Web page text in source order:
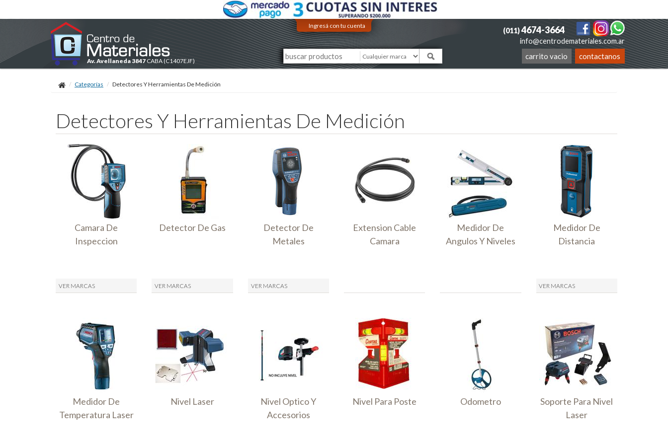
Ingresá con tu cuenta
info@centrodemateriales.com.ar
Av. Avellaneda 3847 CABA(C1407EJF)
(011)4674-3664
contactanos
carrito vacio
Categorías Detectores Y Herramientas De Medición
Detectores Y Herramientas De Medición
Camara De
Inspeccion
VER MARCAS
Detector De Gas
VER MARCAS
Detector De
Metales
VER MARCAS
Extension Cable
Camara
Medidor De
Angulos Y Niveles
Medidor De
Distancia
VER MARCAS
Medidor De
Temperatura Laser
Nivel Laser
Nivel Optico Y
Accesorios
Nivel Para Poste Odometro
Soporte Para Nivel
Laser